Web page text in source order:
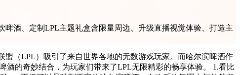
酒、定制LPL主题礼盒含限量周边、升级直播视觉体验、打造主
妙结合，为玩家们带来了LPL无限精彩的畅享体验。 1.看比